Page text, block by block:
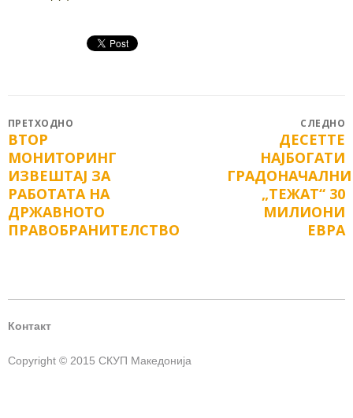
Post
navigation
ПРЕТХОДНО
Previous
post:
ВТОР
МОНИТОРИНГ
ИЗВЕШТАЈ ЗА
РАБОТАТА НА
ДРЖАВНОТО
ПРАВОБРАНИТЕЛСТВО
СЛЕДНО
ДЕСЕТТЕ
НАЈБОГАТИ
„ТЕЖАТ“ 30
МИЛИОНИ
ЕВРА
Контакт
Copyright © 2015 СКУП Македонија